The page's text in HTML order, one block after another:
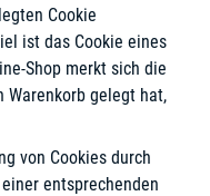
Cookie
ist das Cookie eines
Shop merkt sich die
gelegt hat,
von Cookies durch
entsprechenden